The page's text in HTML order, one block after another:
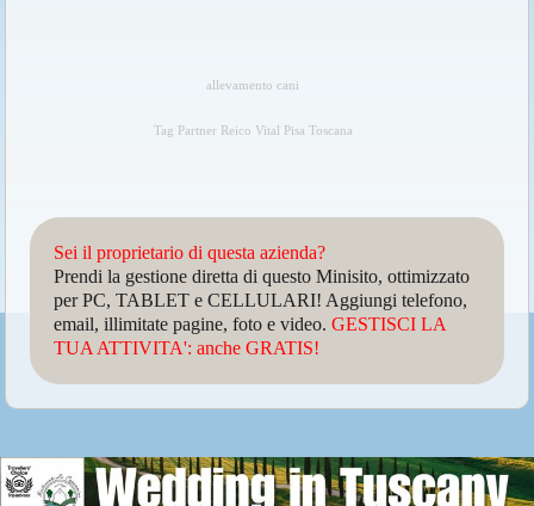
allevamento cani
Tag Partner Reico Vital Pisa Toscana
Sei il proprietario di questa azienda?
Prendi la gestione diretta di questo Minisito, ottimizzato
per PC, TABLET e CELLULARI! Aggiungi telefono,
email, illimitate pagine, foto e video.GESTISCI LA
TUA ATTIVITA': anche GRATIS!